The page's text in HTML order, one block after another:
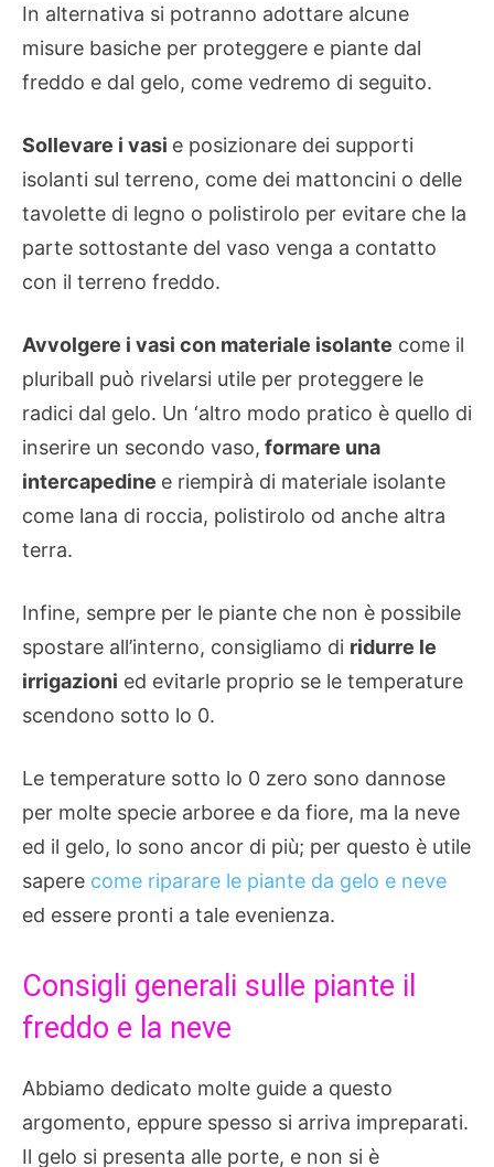
In alternativa si potranno adottare alcune
misure basiche per proteggere e piante dal
freddo e dal gelo, come vedremo di seguito.
Sollevare i vasi e posizionare dei supporti
isolanti sul terreno, come dei mattoncini o delle
tavolette di legno o polistirolo per evitare che la
parte sottostante del vaso venga a contatto
con il terreno freddo.
Avvolgere i vasi con materiale isolante come il
pluriball può rivelarsi utile per proteggere le
radici dal gelo. Un ‘altro modo pratico è quello di
inserire un secondo vaso, formare una
intercapedine e riempirà di materiale isolante
come lana di roccia, polistirolo od anche altra
terra.
Infine, sempre per le piante che non è possibile
spostare all’interno, consigliamo di ridurre le
irrigazioni ed evitarle proprio se le temperature
scendono sotto lo 0.
Le temperature sotto lo 0 zero sono dannose
per molte specie arboree e da fiore, ma la neve
ed il gelo, lo sono ancor di più; per questo è utile
sapere come riparare le piante da gelo e neve
ed essere pronti a tale evenienza.
Consigli generali sulle piante il
freddo e la neve
Abbiamo dedicato molte guide a questo
argomento, eppure spesso si arriva impreparati.
Il gelo si presenta alle porte, e non si è